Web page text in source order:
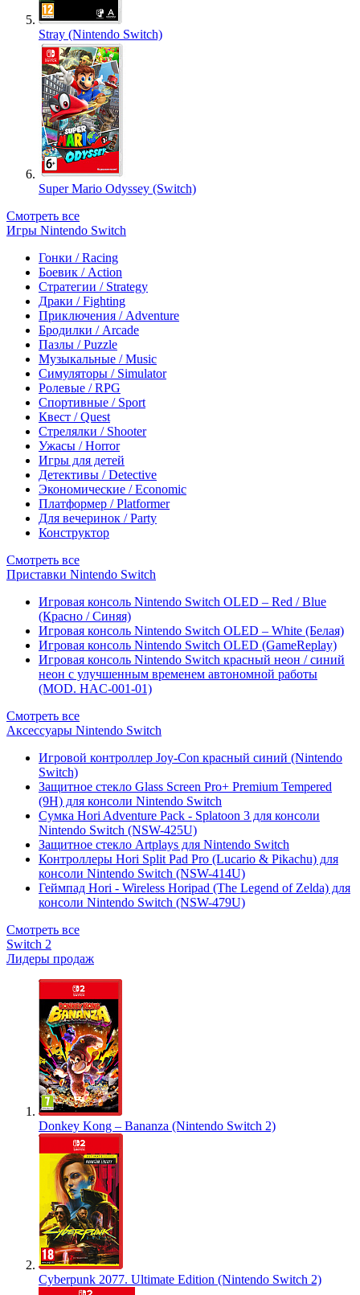
Stray (Nintendo Switch)
Super Mario Odyssey (Switch)
Смотреть все
Игры Nintendo Switch
Гонки / Racing
Боевик / Action
Стратегии / Strategy
Драки / Fighting
Приключения / Adventure
Бродилки / Arcade
Пазлы / Puzzle
Музыкальные / Music
Симуляторы / Simulator
Ролевые / RPG
Спортивные / Sport
Квест / Quest
Стрелялки / Shooter
Ужасы / Horror
Игры для детей
Детективы / Detective
Экономические / Economic
Платформер / Platformer
Для вечеринок / Party
Конструктор
Смотреть все
Приставки Nintendo Switch
Игровая консоль Nintendo Switch OLED – Red / Blue
(Красно / Синяя)
Игровая консоль Nintendo Switch OLED – White (Белая)
Игровая консоль Nintendo Switch OLED (GameReplay)
Игровая консоль Nintendo Switch красный неон / синий
неон с улучшенным временем автономной работы
(MOD. HAC-001-01)
Смотреть все
Аксессуары Nintendo Switch
Игровой контроллер Joy-Con красный синий (Nintendo
Switch)
Защитное стекло Glass Screen Pro+ Premium Tempered
(9H) для консоли Nintendo Switch
Сумка Hori Adventure Pack - Splatoon 3 для консоли
Nintendo Switch (NSW-425U)
Защитное стекло Artplays для Nintendo Switch
Контроллеры Hori Split Pad Pro (Lucario & Pikachu) для
консоли Nintendo Switch (NSW-414U)
Геймпад Hori - Wireless Horipad (The Legend of Zelda) для
консоли Nintendo Switch (NSW-479U)
Смотреть все
Switch 2
Лидеры продаж
Donkey Kong – Bananza (Nintendo Switch 2)
Cyberpunk 2077. Ultimate Edition (Nintendo Switch 2)